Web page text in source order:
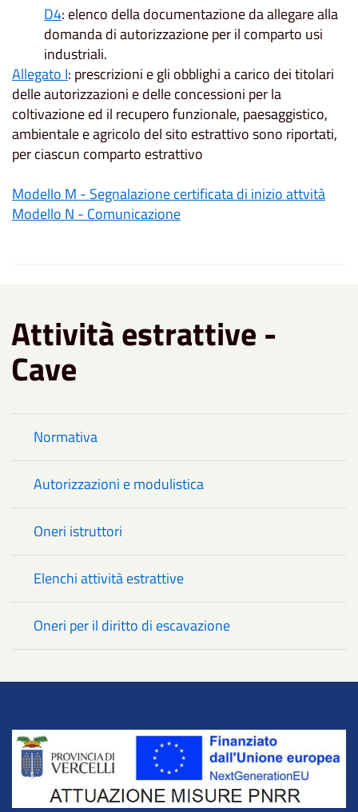
D4: elenco della documentazione da allegare alla
domanda di autorizzazione per il comparto usi
industriali.
Allegato I: prescrizioni e gli obblighi a carico dei titolari
delle autorizzazioni e delle concessioni per la
coltivazione ed il recupero funzionale, paesaggistico,
ambientale e agricolo del sito estrattivo sono riportati,
per ciascun comparto estrattivo
Modello M - Segnalazione certificata di inizio attvità
Modello N - Comunicazione
Attività estrattive -
Cave
Normativa
Autorizzazioni e modulistica
Oneri istruttori
Elenchi attività estrattive
Oneri per il diritto di escavazione
Title